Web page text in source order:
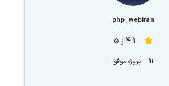
php_webiran
4.1از 5
11 پروژه موفق